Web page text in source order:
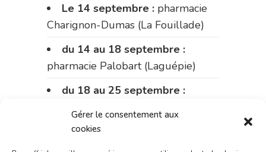
Gérer le consentement aux
cookies
Le 14 septembre : pharmacie
Charignon-Dumas (La Fouillade)
du 14 au 18 septembre :
pharmacie Palobart (Laguépie)
du 18 au 25 septembre :
pharmacie Fontanges
du 25 au 28 septembre :
pharmacie du marché (2 allées